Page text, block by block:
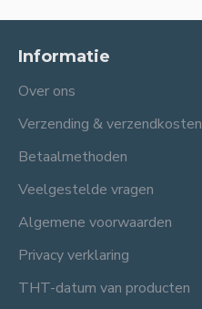
Informatie
Over ons
Verzending & verzendkosten
Betaalmethoden
Veelgestelde vragen
Algemene voorwaarden
Privacy verklaring
THT-datum van producten